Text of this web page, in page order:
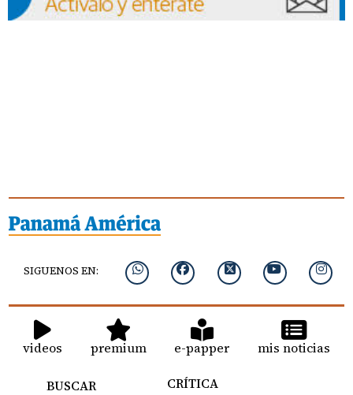
SIGUENOS EN:
videos premium e-papper mis noticias
BUSCAR
CRÍTICA